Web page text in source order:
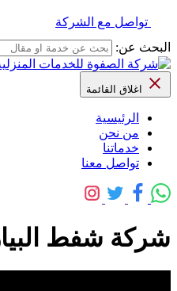
تواصل مع الشركة
البحث عن:
اغلاق القائمة
الرئيسية
من نحن
خدماتنا
تواصل معنا
شركة شفط